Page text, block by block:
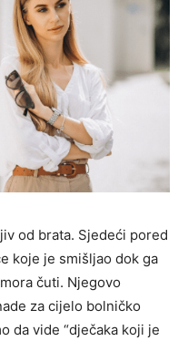
od brata. Sjedeći pored
koje je smišljao dok ga
čuti. Njegovo
za cijelo bolničko
da vide “dječaka koji je